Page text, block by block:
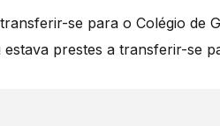
se para o Colégio de
prestes a transferir-se